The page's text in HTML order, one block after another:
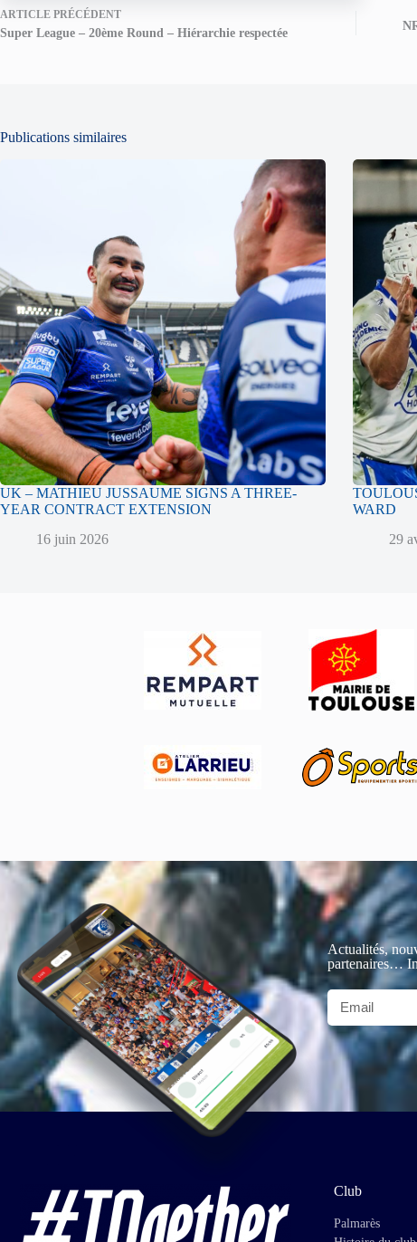
ARTICLE PRÉCÉDENT
Super League – 20ème Round – Hiérarchie respectée
Publications similaires
UK – MATHIEU JUSSAUME SIGNS A THREE-
YEAR CONTRACT EXTENSION
16 juin 2026
WARD
29
Actualités,
partenaires…
Club
Palmarès